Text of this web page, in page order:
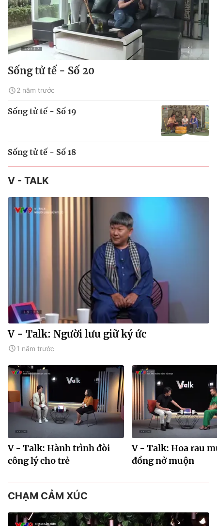
Sống tử tế - Số 20
2 năm trước
Sống tử tế - Số 19
Sống tử tế - Số 18
V - TALK
V - Talk: Người lưu giữ ký ức
1 năm trước
V - Talk: Hành trình đòi
công lý cho trẻ
V - Talk: Hoa rau
đồng nở muộn
CHẠM CẢM XÚC